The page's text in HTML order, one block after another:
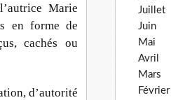
Marie
en forme de
cachés ou
d’autorité
Juillet
Juin
Mai
Avril
Mars
Février